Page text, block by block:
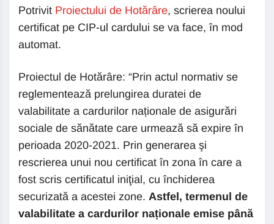
Potrivit Proiectului de Hotărâre, scrierea noului
certificat pe CIP-ul cardului se va face, în mod
automat.
Proiectul de Hotărâre: “Prin actul normativ se
reglementează prelungirea duratei de
valabilitate a cardurilor naționale de asigurări
sociale de sănătate care urmează să expire în
perioada 2020-2021. Prin generarea şi
rescrierea unui nou certificat în zona în care a
fost scris certificatul iniţial, cu închiderea
securizată a acestei zone. Astfel, termenul de
valabilitate a cardurilor naționale emise până